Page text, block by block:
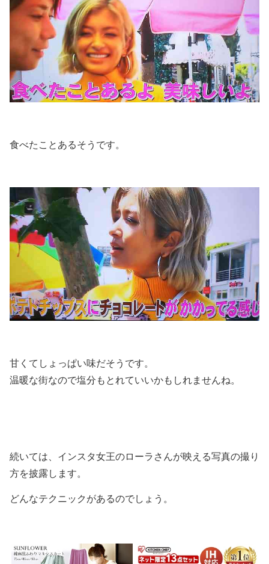
食べたことあるそうです。
甘くてしょっぱい味だそうです。
温暖な街なので塩分もとれていいかもしれませんね。
続いては、インスタ女王のローラさんが映える写真の撮り
方を披露します。
どんなテクニックがあるのでしょう。